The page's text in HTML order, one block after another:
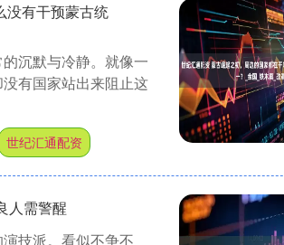
没有干预蒙古统
沉默与冷静。就像一
有国家站出来阻止这
世纪汇通配资
人需警醒
技派。看似不争不